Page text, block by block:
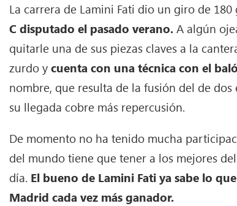
La carrera de Lamini Fati dio un giro de 180
C disputado el pasado verano.A algún
quitarle una de sus piezas claves a la
zurdo ycuenta con una técnica con el
nombre, que resulta de la fusión del de
su llegada cobre más repercusión.
De momento no ha tenido mucha
del mundo tiene que tener a los mejores
día. El bueno de Lamini Fati ya sabe lo
Madrid cada vez más ganador.